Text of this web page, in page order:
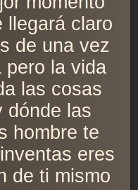
llegará claro
de una vez
pero la vida
las cosas
dónde las
hombre te
eres
de ti mismo